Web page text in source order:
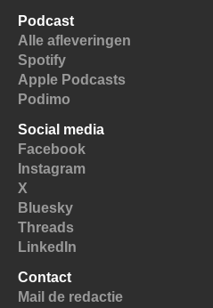
Podcast
Alle afleveringen
Spotify
Apple Podcasts
Podimo
Social media
Facebook
Instagram
X
Bluesky
Threads
LinkedIn
Contact
Mail de redactie